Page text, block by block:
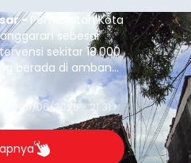
- Pemerintah Kota
sebesar
sekitar 18.000
berada di ambang
ini diambil
berada pada
agar tidak
Thu, 08/06/2026 - 21:31